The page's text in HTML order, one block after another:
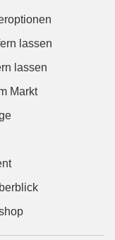
lassen
lassen
Markt